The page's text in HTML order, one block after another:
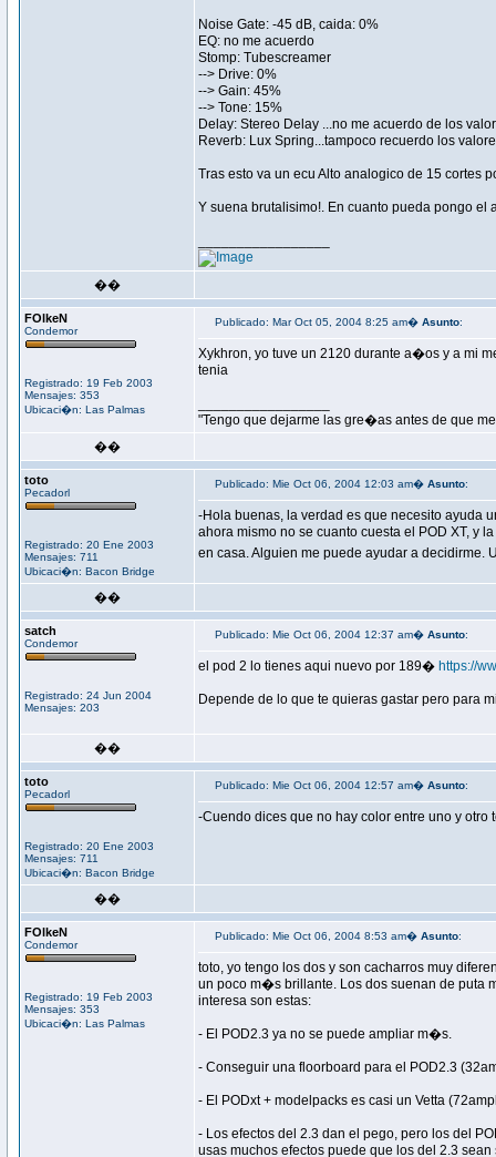
Noise Gate: -45 dB, caida: 0%
EQ: no me acuerdo
Stomp: Tubescreamer
--> Drive: 0%
--> Gain: 45%
--> Tone: 15%
Delay: Stereo Delay ...no me acuerdo de los
Reverb: Lux Spring...tampoco recuerdo los
Tras esto va un ecu Alto analogico de 15 cortes
Y suena brutalisimo!. En cuanto pueda pongo el
��
FOlkeN
Condemor
Registrado: 19 Feb 2003
Mensajes: 353
Ubicaci�n: Las Palmas
Publicado: Mar Oct 05, 2004 8:25 am� Asunto:
Xykhron, yo tuve un 2120 durante a�os y a mi
tenia
"Tengo que dejarme las gre�as antes de que
��
toto
Pecadorl
Registrado: 20 Ene 2003
Mensajes: 711
Ubicaci�n: Bacon Bridge
Publicado: Mie Oct 06, 2004 12:03 am� Asunto:
-Hola buenas, la verdad es que necesito ayuda
ahora mismo no se cuanto cuesta el POD XT, y
en casa. Alguien me puede ayudar a decidirme.
��
satch
Condemor
Registrado: 24 Jun 2004
Mensajes: 203
Publicado: Mie Oct 06, 2004 12:37 am� Asunto:
el pod 2 lo tienes aqui nuevo por 189� https://
Depende de lo que te quieras gastar pero para
��
toto
Pecadorl
Registrado: 20 Ene 2003
Mensajes: 711
Ubicaci�n: Bacon Bridge
Publicado: Mie Oct 06, 2004 12:57 am� Asunto:
-Cuendo dices que no hay color entre uno y
��
FOlkeN
Condemor
Registrado: 19 Feb 2003
Mensajes: 353
Ubicaci�n: Las Palmas
Publicado: Mie Oct 06, 2004 8:53 am� Asunto:
toto, yo tengo los dos y son cacharros muy
un poco m�s brillante. Los dos suenan de puta
interesa son estas:
- El POD2.3 ya no se puede ampliar m�s.
- Conseguir una floorboard para el POD2.3
- El PODxt + modelpacks es casi un Vetta
- Los efectos del 2.3 dan el pego, pero los del
usas muchos efectos puede que los del 2.3